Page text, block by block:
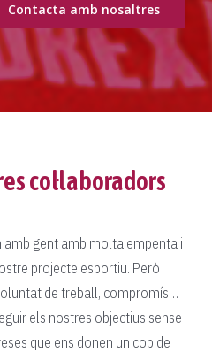
Contacta amb nosaltres
col·laboradors
gent amb molta empenta i
projecte esportiu. Però
de treball, compromís…
els nostres objectius sense
que ens donen un cop de